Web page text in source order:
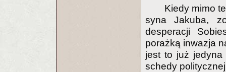
Kiedy mimo
syna Jakuba,
desperacji
porażką inwazja
jest to już jedyna
schedy